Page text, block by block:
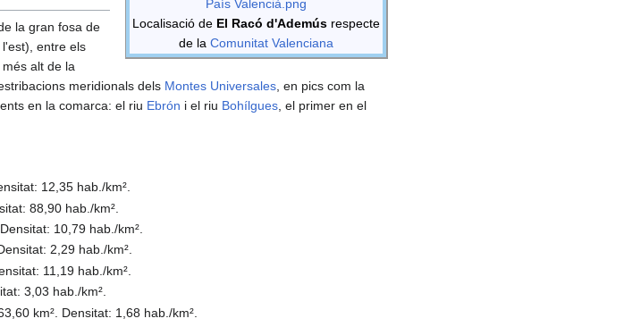
País Valencià.png
Localisació de El Racó d'Ademús respecte
de la Comunitat Valenciana
la gran fosa de
l'est), entre els
alt de la
meridionals dels Montes Universales , en pics com la
en la comarca: el riu Ebrón i el riu Bohílgues , el primer en el
12,35 hab./km².
88,90 hab./km².
10,79 hab./km².
2,29 hab./km².
11,19 hab./km².
3,03 hab./km².
km². Densitat: 1,68 hab./km².